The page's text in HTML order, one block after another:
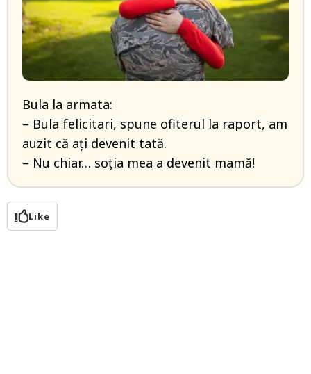
Bula la armata:
– Bula felicitari, spune ofiterul la raport, am
auzit că ați devenit tată.
– Nu chiar… soția mea a devenit mamă!
Like